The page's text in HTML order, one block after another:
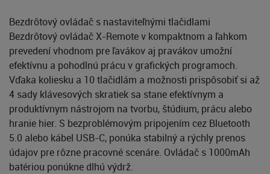
Bezdrôtový ovládač s nastaviteľnými tlačidlami
Bezdrôtový ovládač X-Remote v kompaktnom a ľahkom
prevedení vhodnom pre ľavákov aj pravákov umožní
efektívnu a pohodlnú prácu v grafických programoch.
Vďaka koliesku a 10 tlačidlám a možnosti prispôsobiť si až
4 sady klávesových skratiek sa stane efektívnym a
produktívnym nástrojom na tvorbu, štúdium, prácu alebo
hranie hier. S bezproblémovým pripojením cez Bluetooth
5.0 alebo kábel USB-C, ponúka stabilný a rýchly prenos
údajov pre rôzne pracovné scenáre. Ovládač s 1000mAh
batériou ponúkne dlhú výdrž.